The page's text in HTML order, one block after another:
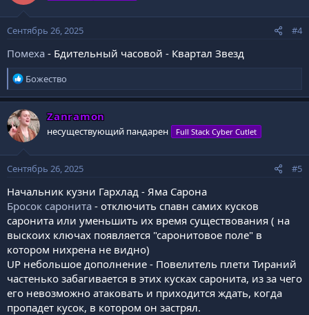
Сентябрь 26, 2025 #4
Помеха - Бдительный часовой - Квартал Звезд
Р
е
а
к
ц
и
и
:
Божество
Zanramon
несуществующий пандарен Full Stack Cyber Cutlet
Сентябрь 26, 2025 #5
Начальник кузни Гархлад - Яма Сарона
Бросок саронита - отключить спавн самих кусков
саронита или уменьшить их время существования ( на
выскоих ключах появляется "саронитовое поле" в
котором нихрена не видно)
UP небольшое дополнение - Повелитель плети Тираний
частенько забагивается в этих кусках саронита, из за чего
его невозможно атаковать и приходится ждать, когда
пропадет кусок, в котором он застрял.